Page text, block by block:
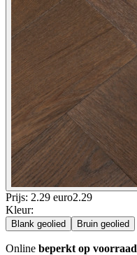
Prijs: 2.29 euro2.29
Kleur:
Blank geolied Bruin geolied
Online beperkt op voorraad